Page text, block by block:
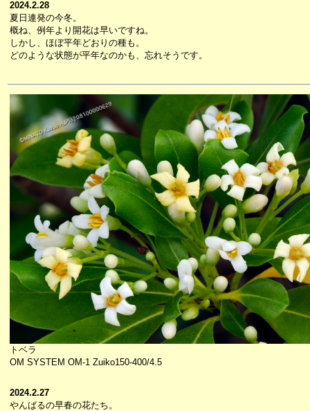
2024.2.28
夏日連発の今冬。
概ね、例年より開花は早いですね。
しかし、ほぼ平年どおりの種も。
どのような状態が平年なのかも、忘れそうです。
トベラ
OM SYSTEM OM-1 Zuiko150-400/4.5
2024.2.27
やんばるの早春の花たち。